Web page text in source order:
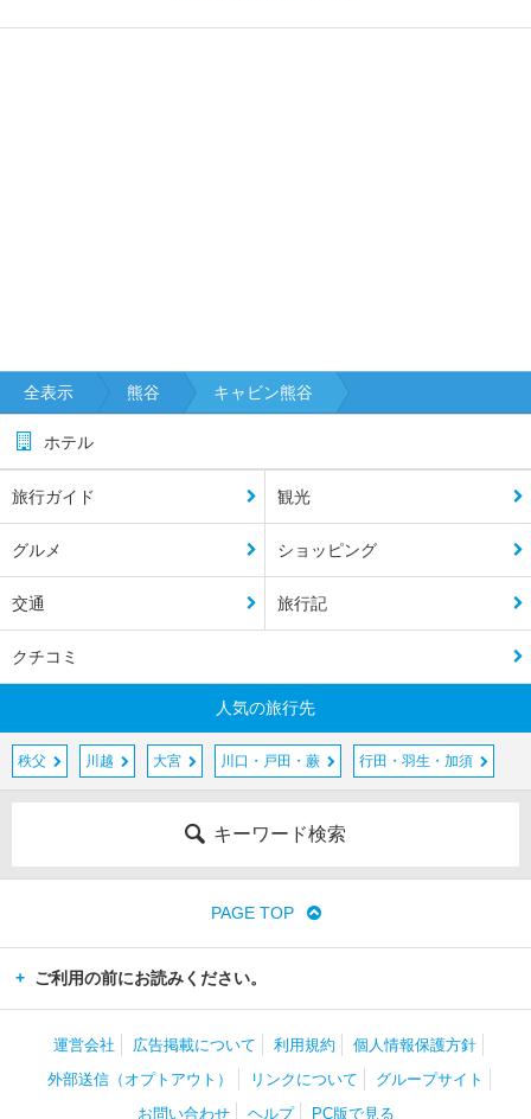
全表示 熊谷 キャビン熊谷
ホテル
旅行ガイド 観光
グルメ ショッピング
交通 旅行記
クチコミ
人気の旅行先
秩父 川越 大宮 川口・戸田・蕨 行田・羽生・加須
キーワード検索
PAGE TOP
ご利用の前にお読みください。
運営会社 広告掲載について 利用規約
個人情報保護方針
外部送信（オプトアウト）
リンクについて
グループサイト
お問い合わせ
ヘルプ PC版で見る